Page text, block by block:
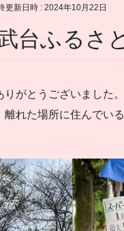
更新日時 : 2024年10月22日
台ふるさ
りがとうございました
離れた場所に住んでい